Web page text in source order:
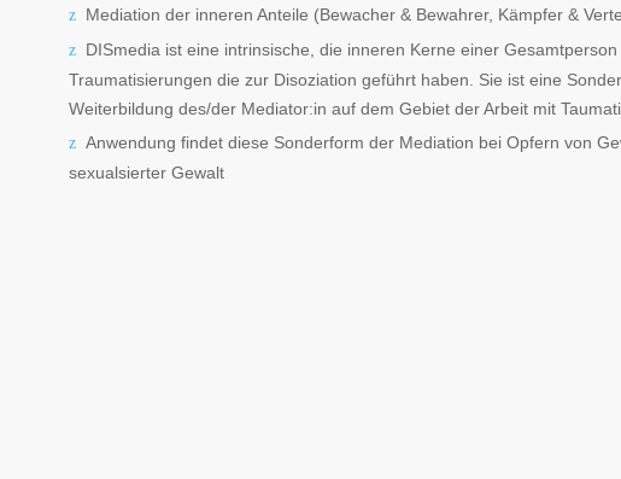
Mediation der inneren Anteile (Bewacher & Bewahrer, Kämpfer &
DISmedia ist eine intrinsische, die inneren Kerne einer
Traumatisierungen die zur Disoziation geführt haben. Sie ist eine
Weiterbildung des/der Mediator:in auf dem Gebiet der Arbeit mit
Anwendung findet diese Sonderform der Mediation bei Opfern von
sexualsierter Gewalt